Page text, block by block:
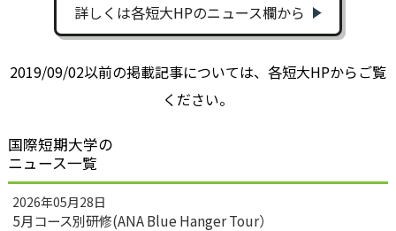
詳しくは各短大HPのニュース欄から
2019/09/02以前の掲載記事については、各短大HPからご覧
ください。
国際短期大学の
ニュース一覧
2026年05月28日
5月コース別研修(ANA Blue Hanger Tour）